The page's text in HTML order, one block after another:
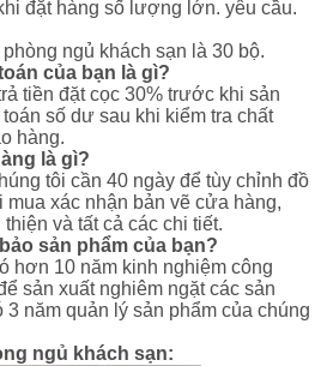
đặt hàng số lượng lớn. yêu cầu.
ngủ khách sạn là 30 bộ.
của bạn là gì?
tiền đặt cọc 30% trước khi sản
số dư sau khi kiểm tra chất
hàng.
là gì?
tôi cần 40 ngày để tùy chỉnh đồ
xác nhận bản vẽ cửa hàng,
và tất cả các chi tiết.
sản phẩm của bạn?
hơn 10 năm kinh nghiệm công
sản xuất nghiêm ngặt các sản
3 năm quản lý sản phẩm của chúng
ngủ khách sạn: